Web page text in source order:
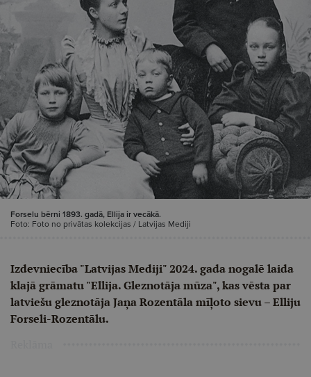
Forselu bērni 1893. gadā, Ellija ir vecākā.
Foto: Foto no privātas kolekcijas / Latvijas Mediji
Izdevniecība "Latvijas Mediji" 2024. gada nogalē laida
klajā grāmatu "Ellija. Gleznotāja mūza", kas vēsta par
latviešu gleznotāja Jaņa Rozentāla mīļoto sievu – Elliju
Forseli-Rozentālu.